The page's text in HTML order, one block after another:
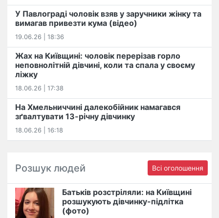
У Павлограді чоловік взяв у заручники жінку та
вимагав привезти кума (відео)
19.06.26 | 18:36
Жах на Київщині: чоловік перерізав горло
неповнолітній дівчині, коли та спала у своєму
ліжку
18.06.26 | 17:38
На Хмельниччині далекобійник намагався
зґвалтувати 13-річну дівчинку
18.06.26 | 16:18
Розшук людей Всі оголошення
Батьків розстріляли: на Київщині
розшукують дівчинку-підлітка
(фото)